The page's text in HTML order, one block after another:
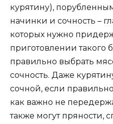
курятину),
начинки и сочность –
которых нужно
приготовлении такого
правильно выбрать
сочность. Даже
сочной, если
как важно не
также могут пряности,